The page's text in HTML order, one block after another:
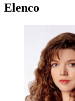
Elenco